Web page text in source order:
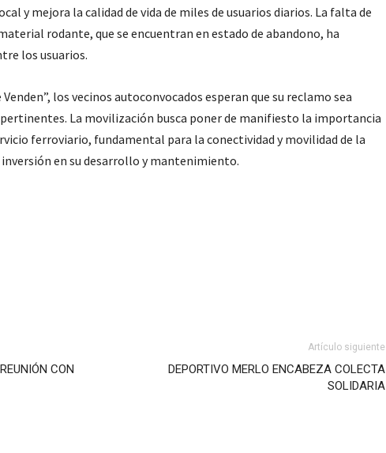
y mejora la calidad de vida de miles de usuarios diarios. La falta de
rodante, que se encuentran en estado de abandono, ha
los usuarios.
los vecinos autoconvocados esperan que su reclamo sea
La movilización busca poner de manifiesto la importancia
ferroviario, fundamental para la conectividad y movilidad de la
en su desarrollo y mantenimiento.
CON
Artículo siguiente
DEPORTIVO MERLO ENCABEZA COLECTA
SOLIDARIA